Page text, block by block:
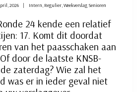
2026 Intern, Regulier,Weekverslag Senioren
24 kende een relatief
17. Komt dit doordat
van het paasschaken aan
door de laatste KNSB-
zaterdag? Wie zal het
was er in ieder geval niet